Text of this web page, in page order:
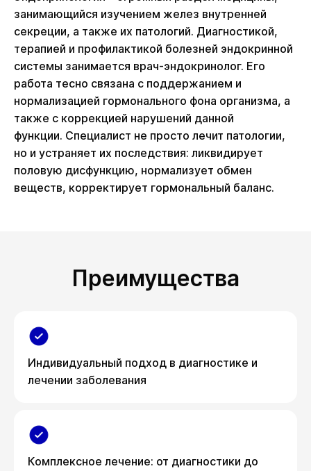
занимающийся изучением желез внутренней
секреции, а также их патологий. Диагностикой,
терапией и профилактикой болезней эндокринной
системы занимается врач-эндокринолог. Его
работа тесно связана с поддержанием и
нормализацией гормонального фона организма, а
также с коррекцией нарушений данной
функции. Специалист не просто лечит патологии,
но и устраняет их последствия: ликвидирует
половую дисфункцию, нормализует обмен
веществ, корректирует гормональный баланс.
Преимущества
Индивидуальный подход в диагностике и
лечении заболевания
Комплексное лечение: от диагностики до